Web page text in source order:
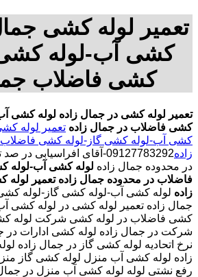
تعمیر لوله کشی
کشی آب-لوله کشی
کشی فاضلاب
تعمیر لوله کشی در جمال زاده لوله کشی
کشی فاضلاب در جمال زاده تعمیر لوله
کشی آب-لوله کشی گاز-لوله کشی
زاده
09127783292-آقای
در محدوده جمال زاده لوله کشی آب-لوله
فاضلاب در محدوده جمال زاده تعمیر
زاده لوله کشی آب-لوله کشی گاز-لوله
جمال زاده تعمیر لوله کشی در لوله کشی
کشی فاضلاب در لوله کشی شرکت لوله
شرکت در جمال زاده لوله کشی ادارات در
نرخ اتحادیه لوله کشی گاز در جمال زاده
زاده لوله کشی آب منزل لوله کشی گاز
رفع نشتی لوله لوله کشی آب منزل در